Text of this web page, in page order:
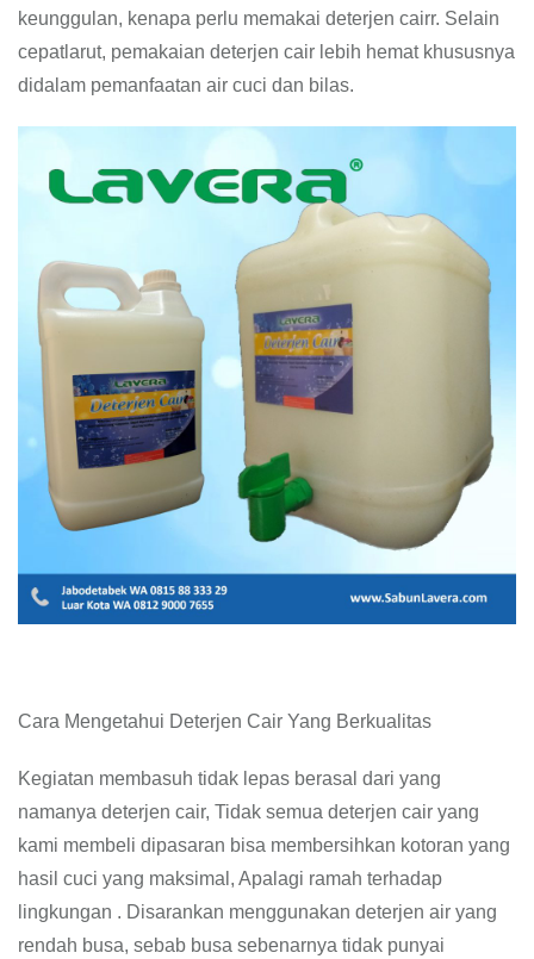
keunggulan, kenapa perlu memakai deterjen cairr. Selain
cepatlarut, pemakaian deterjen cair lebih hemat khususnya
didalam pemanfaatan air cuci dan bilas.
Cara Mengetahui Deterjen Cair Yang Berkualitas
Kegiatan membasuh tidak lepas berasal dari yang
namanya deterjen cair, Tidak semua deterjen cair yang
kami membeli dipasaran bisa membersihkan kotoran yang
hasil cuci yang maksimal, Apalagi ramah terhadap
lingkungan . Disarankan menggunakan deterjen air yang
rendah busa, sebab busa sebenarnya tidak punyai